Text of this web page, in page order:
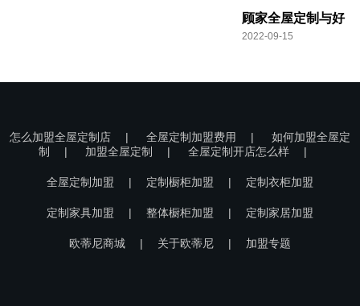
顾家全屋定制与好
莱客哪个好
2022-09-15
怎么加盟全屋定制店 | 全屋定制加盟费用 |
如何加盟全屋定
制
| 加盟全屋定制 | 全屋定制开店怎么样 |
全屋定制加盟 | 定制橱柜加盟 | 定制衣柜加盟
定制家具加盟 | 整体橱柜加盟 | 定制家居加盟
欧蒂尼商城 | 关于欧蒂尼 | 加盟专题